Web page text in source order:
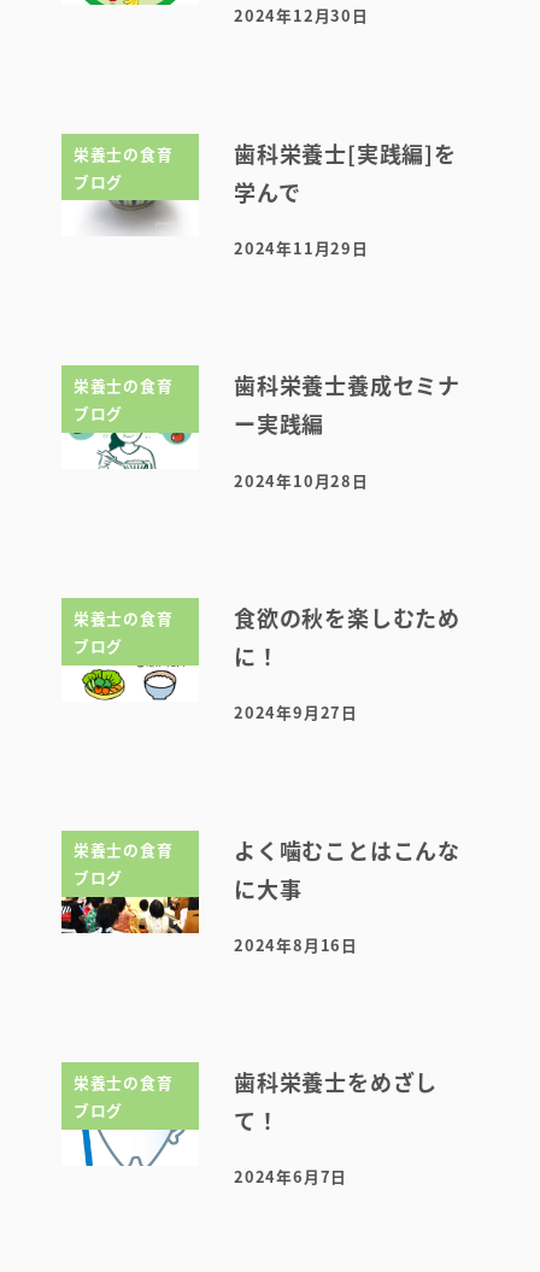
初めての方へ
医院案内・アクセス
スタッフ紹介
投稿日
2024年12月30日
栄養士の食育
ブログ
歯科栄養士[実践編]を
学んで
投稿日
2024年11月29日
栄養士の食育
ブログ
歯科栄養士養成セミナ
ー実践編
投稿日
2024年10月28日
栄養士の食育
ブログ
食欲の秋を楽しむため
に！
投稿日
2024年9月27日
栄養士の食育
ブログ
よく噛むことはこんな
に大事
投稿日
2024年8月16日
栄養士の食育
ブログ
歯科栄養士をめざし
て！
投稿日
2024年6月7日